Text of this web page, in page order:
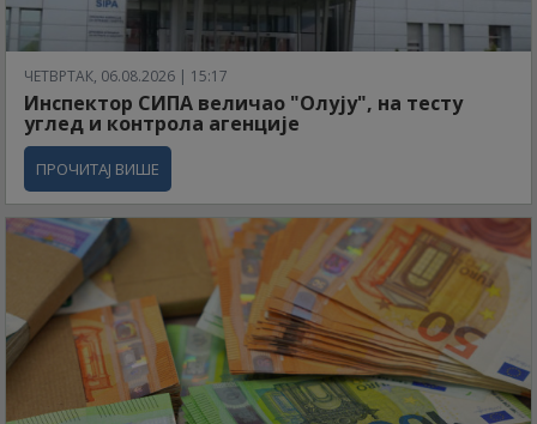
ЧЕТВРТАК, 06.08.2026 | 15:17
Инспектор СИПА величао "Олују", на тесту
углед и контрола агенције
ПРОЧИТАЈ ВИШЕ